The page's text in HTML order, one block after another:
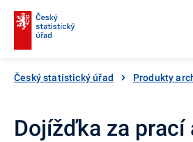
Český statistický úřad Produkty
Dojížďka za prací